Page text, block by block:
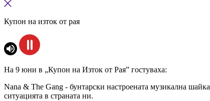
Купон на изток от рая
На 9 юни в „Купон на Изток от Рая” гостуваха:
Nana & The Gang - бунтарски настроената музикална шайка
ситуацията в страната ни.